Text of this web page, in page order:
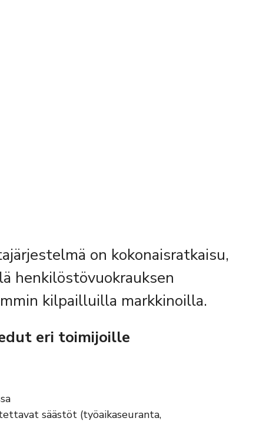
on kokonaisratkaisu,
henkilöstövuokrauksen
kilpailluilla markkinoilla.
eri toimijoille
säästöt (työaikaseuranta,